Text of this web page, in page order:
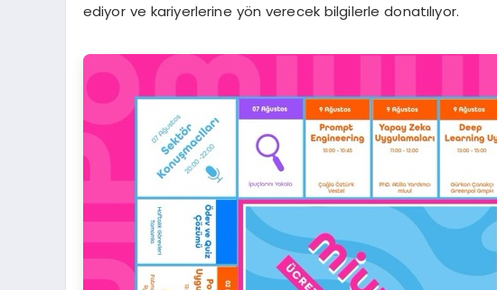
ediyor ve kariyerlerine yön verecek bilgilerle donatılıyor.